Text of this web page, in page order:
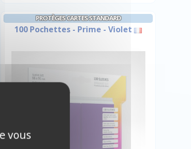
PROTÈGES CARTES STANDARD
100 Pochettes - Prime - Violet
vous